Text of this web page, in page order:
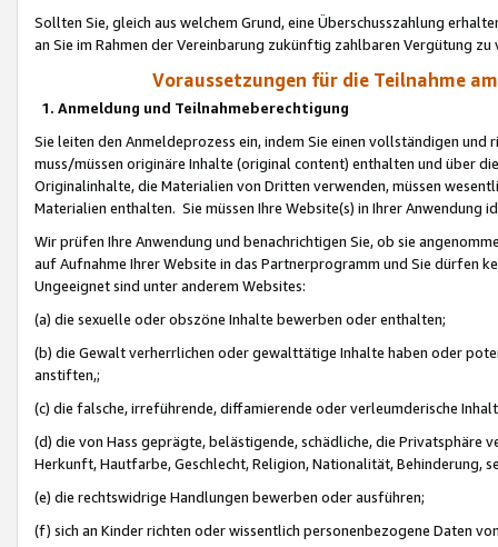
Sollten Sie, gleich aus welchem Grund, eine Überschusszahlung
an Sie im Rahmen der Vereinbarung zukünftig zahlbaren Vergütung zu
Voraussetzungen für die Teilnahme
1. Anmeldung und Teilnahmeberechtigung
Sie leiten den Anmeldeprozess ein, indem Sie einen vollständigen
muss/müssen originäre Inhalte (original content) enthalten und über
Originalinhalte, die Materialien von Dritten verwenden, müssen
Materialien enthalten. Sie müssen Ihre Website(s) in Ihrer Anwendung
Wir prüfen Ihre Anwendung und benachrichtigen Sie, ob sie
auf Aufnahme Ihrer Website in das Partnerprogramm und Sie dürfen
Ungeeignet sind unter anderem Websites:
(a) die sexuelle oder obszöne Inhalte bewerben oder enthalten;
(b) die Gewalt verherrlichen oder gewalttätige Inhalte haben oder
anstiften,;
(c) die falsche, irreführende, diffamierende oder verleumderische
(d) die von Hass geprägte, belästigende, schädliche, die Privatsphäre
Herkunft, Hautfarbe, Geschlecht, Religion, Nationalität, Behinderung,
(e) die rechtswidrige Handlungen bewerben oder ausführen;
(f) sich an Kinder richten oder wissentlich personenbezogene Daten